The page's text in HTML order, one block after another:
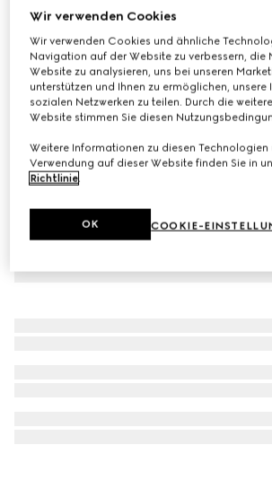
Ace Teenager-Sneaker
€ 380
Variantenbeige- und ebenholzfarbener GG
Wir verwenden Cookies
Wir verwenden Cookies und ähnliche
Navigation auf der Website zu verbessern, die
Website zu analysieren, uns bei unseren
unterstützen und Ihnen zu ermöglichen, unsere
sozialen Netzwerken zu teilen. Durch die
Website stimmen Sie diesen
Weitere Informationen zu diesen Technologien
Verwendung auf dieser Website finden Sie in
Richtlinie.
COOKIE-
OK